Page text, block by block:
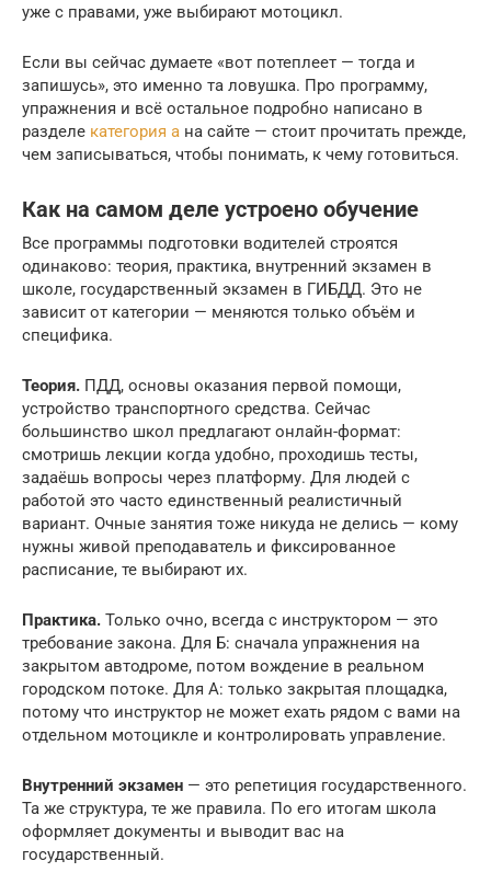
уже с правами, уже выбирают мотоцикл.
Если вы сейчас думаете «вот потеплеет — тогда и
запишусь», это именно та ловушка. Про программу,
упражнения и всё остальное подробно написано в
разделе категория а на сайте — стоит прочитать прежде,
чем записываться, чтобы понимать, к чему готовиться.
Как на самом деле устроено обучение
Все программы подготовки водителей строятся
одинаково: теория, практика, внутренний экзамен в
школе, государственный экзамен в ГИБДД. Это не
зависит от категории — меняются только объём и
специфика.
Теория. ПДД, основы оказания первой помощи,
устройство транспортного средства. Сейчас
большинство школ предлагают онлайн-формат:
смотришь лекции когда удобно, проходишь тесты,
задаёшь вопросы через платформу. Для людей с
работой это часто единственный реалистичный
вариант. Очные занятия тоже никуда не делись — кому
нужны живой преподаватель и фиксированное
расписание, те выбирают их.
Практика. Только очно, всегда с инструктором — это
требование закона. Для Б: сначала упражнения на
закрытом автодроме, потом вождение в реальном
городском потоке. Для А: только закрытая площадка,
потому что инструктор не может ехать рядом с вами на
отдельном мотоцикле и контролировать управление.
Внутренний экзамен — это репетиция государственного.
Та же структура, те же правила. По его итогам школа
оформляет документы и выводит вас на
государственный.